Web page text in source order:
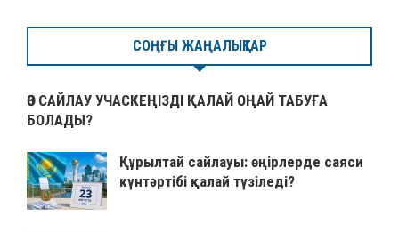
СОҢҒЫ ЖАҢАЛЫҚТАР
ӨЗ САЙЛАУ УЧАСКЕҢІЗДІ ҚАЛАЙ ОҢАЙ ТАБУҒА
БОЛАДЫ?
Құрылтай сайлауы: өңірлерде саяси
күнтәртібі қалай түзіледі?